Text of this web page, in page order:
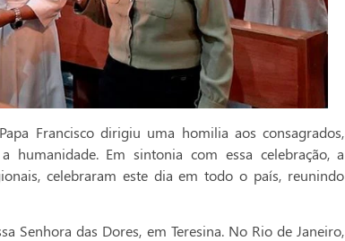
Francisco dirigiu uma homilia aos consagrados,
Em sintonia com essa celebração, a
celebraram este dia em todo o país, reunindo
Senhora das Dores, em Teresina. No Rio de Janeiro,